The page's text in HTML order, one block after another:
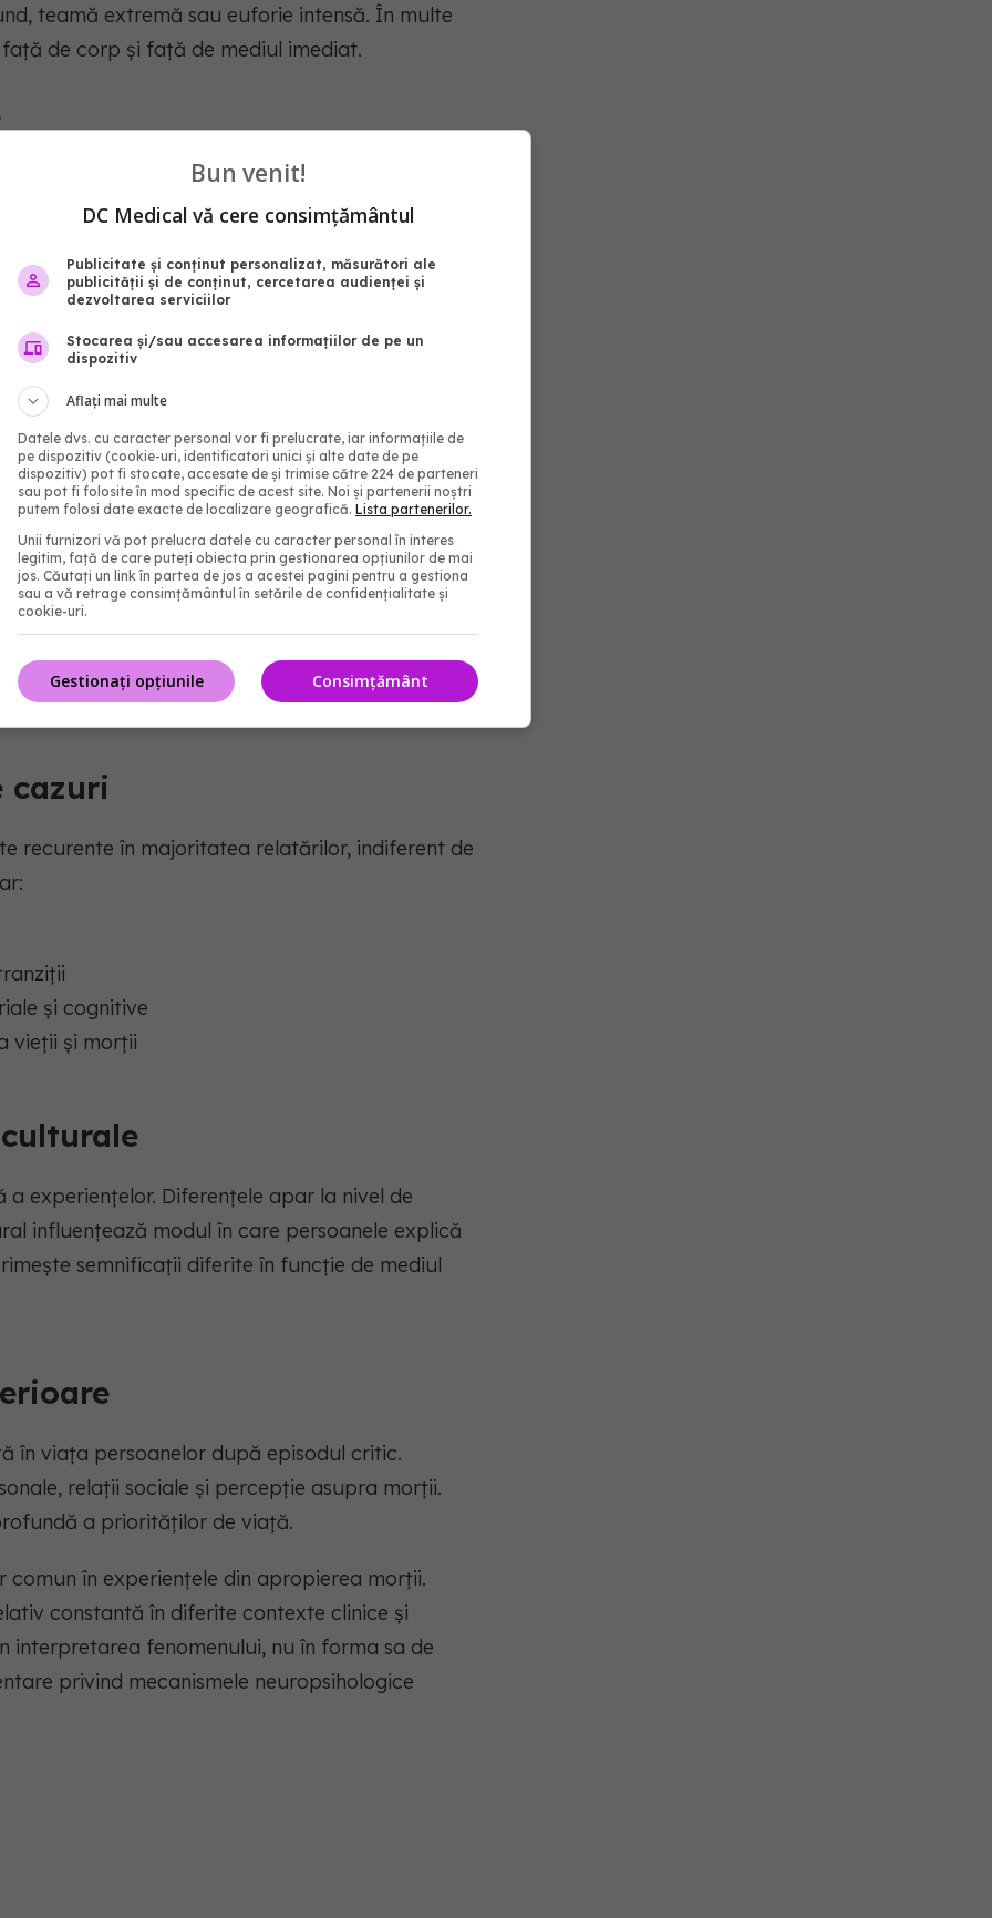
teamă extremă sau euforie intensă. În multe
de corp și față de mediul imediat.
neobișnuită și senzația de revizuire rapidă a
includ impresia de înțelegere completă a propriei
cu prezențe spirituale, lumini puternice
acestor elemente variază în funcție de
separare de corpul fizic și observarea mediului
unui spațiu de tranziție, adesea descris ca
cazuri
recurente în majoritatea relatărilor, indiferent de
și cognitive
vieții și morții
experiențelor. Diferențele apar la nivel de
influențează modul în care persoanele explică
semnificații diferite în funcție de mediul
în viața persoanelor după episodul critic.
relații sociale și percepție asupra morții.
a priorităților de viață.
în experiențele din apropierea morții.
constantă în diferite contexte clinice și
interpretarea fenomenului, nu în forma sa de
privind mecanismele neuropsihologice
Bun venit!
DC Medical vă cere consimțământul
Publicitate și conținut personalizat, măsurători ale
publicității și de conținut, cercetarea audienței și
dezvoltarea serviciilor
Stocarea și/sau accesarea informațiilor de pe un
dispozitiv
Aflați mai multe
Datele dvs. cu caracter personal vor fi prelucrate, iar informațiile de
pe dispozitiv (cookie-uri, identificatori unici și alte date de pe
dispozitiv) pot fi stocate, accesate de și trimise către 224 de parteneri
sau pot fi folosite în mod specific de acest site. Noi și partenerii noștri
putem folosi date exacte de localizare geografică. Lista partenerilor.
Unii furnizori vă pot prelucra datele cu caracter personal în interes
legitim, față de care puteți obiecta prin gestionarea opțiunilor de mai
jos. Căutați un link în partea de jos a acestei pagini pentru a gestiona
sau a vă retrage consimțământul în setările de confidențialitate și
cookie-uri.
Consimțământ
Gestionați opțiunile